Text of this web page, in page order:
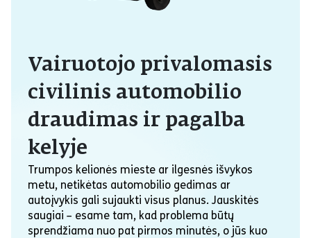
Vairuotojo privalomasis
civilinis automobilio
draudimas ir pagalba
kelyje
Trumpos kelionės mieste ar ilgesnės išvykos
metu, netikėtas automobilio gedimas ar
autoįvykis gali sujaukti visus planus. Jauskitės
saugiai – esame tam, kad problema būtų
sprendžiama nuo pat pirmos minutės, o jūs kuo